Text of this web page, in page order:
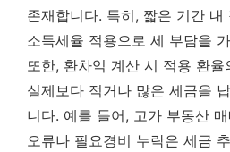
존재합니다. 특히, 짧은 기간
소득세율 적용으로 세 부담을
또한, 환차익 계산 시 적용 환율
실제보다 적거나 많은 세금을
니다. 예를 들어, 고가 부동산
오류나 필요경비 누락은 세금